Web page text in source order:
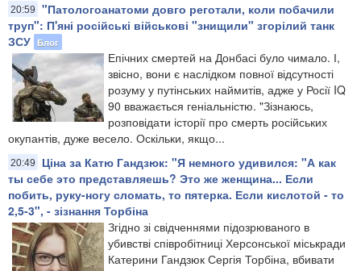
20:59
"Патологоанатоми довго реготали, коли побачили
труп": П'яні російські військові "знищили" згорілий танк
ЗСУ Блог
Епічних смертей на Донбасі було чимало. І,
звісно, вони є наслідком повної відсутності
розуму у путінських наймитів, адже у Росії IQ
90 вважається геніальністю. "Зізнаюсь,
розповідати історії про смерть російських
окупантів, дуже весело. Оскільки, якщо...
20:49
Ціна за Катю Гандзюк: "Я немного удивился: "А как
ты себе это представляешь? Это же женщина... Если
побить, руку-ногу сломать, то пятерка. Если кислотой - то
2,5-3", - зізнання Торбіна
Згідно зі свідченнями підозрюваного в
убивстві співробітниці Херсонської міськради
Катерини Гандзюк Сергія Торбіна, вбивати